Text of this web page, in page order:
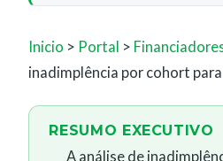
Inicio > Portal >
inadimplência por cohort
RESUMO EXECUTIVO
A análise de